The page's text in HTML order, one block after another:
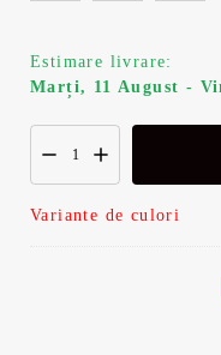
Estimare livrare:
Marți, 11 August -
Variante de culori